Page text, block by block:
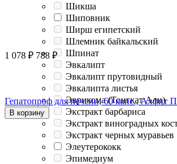
Шикша
Шиповник
Ширш египетский
Шлемник байкальский
Шпинат
Эвкалипт
Эвкалипт прутовидный
Эвкалипта листья
Эврикома (Тонгкат Али)
Экстракт барбариса
Экстракт виноградных
Экстракт черных муравьев
Элеутерококк
Эпимедиум
1 078 ₽ 788 ₽
Гепатопроф для печени, 60 капс., Алфит
В корзину